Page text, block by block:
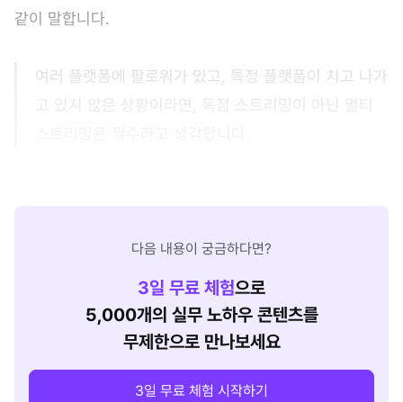
같이 말합니다.
여러 플랫폼에 팔로워가 있고, 특정 플랫폼이 치고 나가
고 있지 않은 상황이라면, 독점 스트리밍이 아닌 멀티
다음 내용이 궁금하다면?
3일 무료 체험으로
5,000개의 실무 노하우 콘텐츠를
무제한으로 만나보세요
3일 무료 체험 시작하기